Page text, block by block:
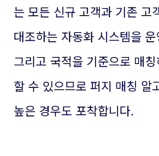
는 모든 신규 고객과 기존 고
대조하는 자동화 시스템을
그리고 국적을 기준으로 매
할 수 있으므로 퍼지 매칭 알
높은 경우도 포착합니다.